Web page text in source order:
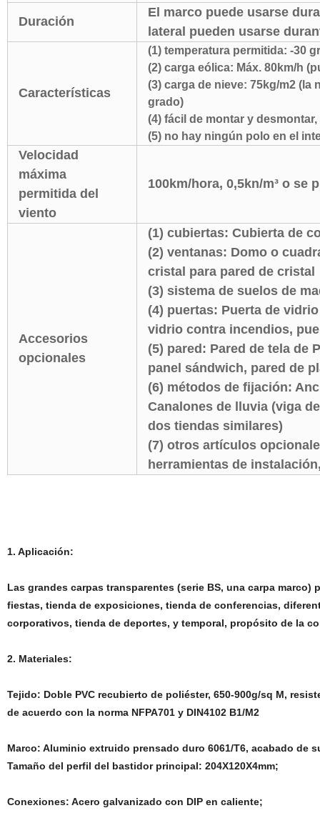
Duración
El marco puede usarse
lateral pueden usarse
Características
(1) temperatura permitida: -30
(2) carga eólica: Máx. 80km/h
(3) carga de nieve: 75kg/m2
grado)
(4) fácil de montar y
(5) no hay ningún polo en el
Velocidad
máxima
permitida del
viento
100km/hora, 0,5kn/m³ o se
Accesorios
opcionales
(1) cubiertas: Cubierta de
(2) ventanas: Domo o
cristal para pared de cristal
(3) sistema de suelos de
(4) puertas: Puerta de
vidrio contra incendios,
(5) pared: Pared de tela de
panel sándwich, pared de
(6) métodos de fijación:
Canalones de lluvia (viga
dos tiendas similares)
(7) otros artículos
herramientas de
1. Aplicación:
Las grandes carpas transparentes (serie BS, una carpa
fiestas, tienda de exposiciones, tienda de conferencias,
corporativos, tienda de deportes, y temporal, propósito de la
2. Materiales:
Tejido: Doble PVC recubierto de poliéster, 650-900g/sq M,
de acuerdo con la norma NFPA701 y DIN4102 B1/M2
Marco: Aluminio extruido prensado duro 6061/T6, acabado de
Tamaño del perfil del bastidor principal: 204X120X4mm;
Conexiones: Acero galvanizado con DIP en caliente;